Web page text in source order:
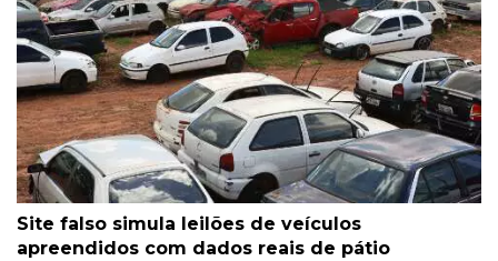
Site falso simula leilões de veículos
apreendidos com dados reais de pátio